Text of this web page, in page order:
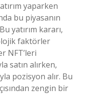
yaparken
bu piyasanın
yatırım kararı,
faktörler
NFT’leri
satın alırken,
pozisyon alır. Bu
zengin bir